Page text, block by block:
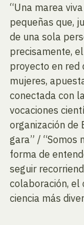
“Una marea
pequeñas que,
de una sola
precisamente,
proyecto en red
mujeres,
conectada con
vocaciones
organización de
gara” / “Somos
forma de
seguir
colaboración, el
ciencia más